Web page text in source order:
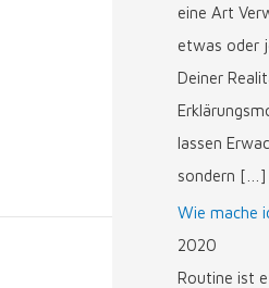
eine Art
etwas oder
Deiner
lassen
sondern […]
Wie mache
2020
Routine ist